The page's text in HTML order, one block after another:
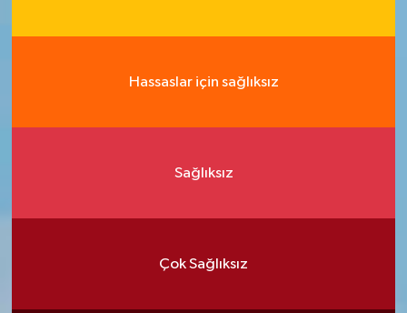
Hassaslar için sağlıksız
Sağlıksız
Çok Sağlıksız